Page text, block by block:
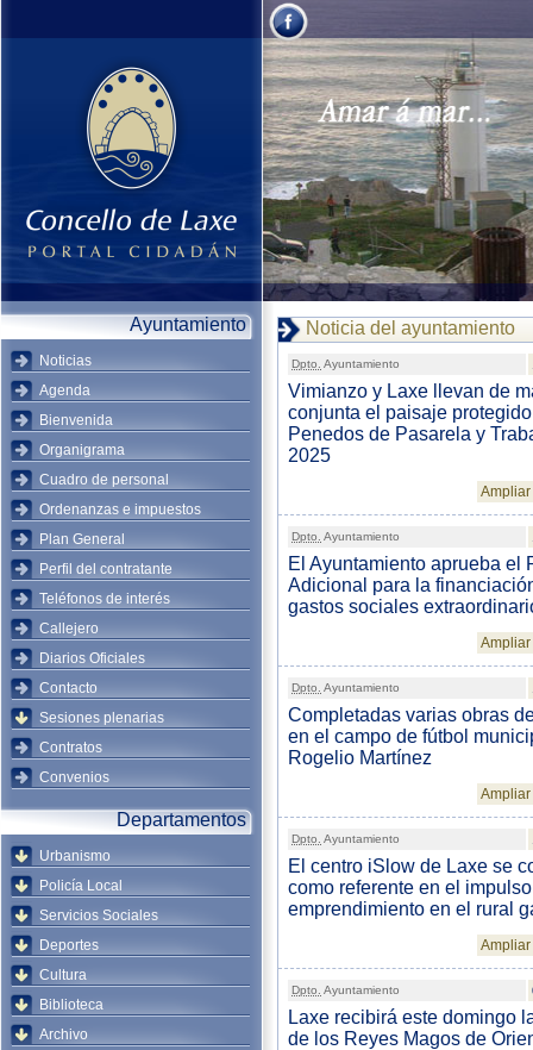
Ayuntamiento
Noticias
Agenda
Bienvenida
Organigrama
Cuadro de personal
Ordenanzas e impuestos
Plan General
Perfil del contratante
Teléfonos de interés
Callejero
Diarios Oficiales
Contacto
Sesiones plenarias
Contratos
Convenios
Departamentos
Urbanismo
Policía Local
Servicios Sociales
Deportes
Cultura
Biblioteca
Archivo
Noticia del ayuntamiento
Dpto. Ayuntamiento
Vimianzo y Laxe llevan de
conjunta el paisaje
Penedos de Pasarela y
2025
Dpto. Ayuntamiento
El Ayuntamiento aprueba el
Adicional para la
gastos sociales
Dpto. Ayuntamiento
Completadas varias obras
en el campo de fútbol
Rogelio Martínez
Dpto. Ayuntamiento
El centro iSlow de Laxe se
como referente en el
emprendimiento en el rural
Dpto. Ayuntamiento
Laxe recibirá este domingo
de los Reyes Magos de